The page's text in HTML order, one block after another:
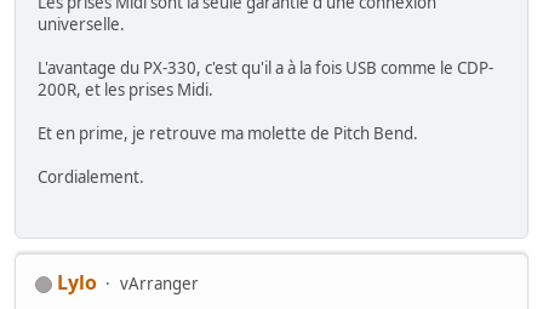
universelle.
L'avantage du PX-330, c'est qu'il a à la fois USB comme le CDP-
200R, et les prises Midi.
Et en prime, je retrouve ma molette de Pitch Bend.
Cordialement.
Lylo
vArranger